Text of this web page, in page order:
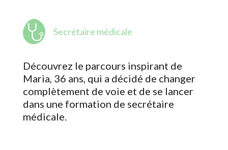
Secrétaire médicale
Découvrez le parcours inspirant de
Maria, 36 ans, qui a décidé de changer
complètement de voie et de se lancer
dans une formation de secrétaire
médicale.